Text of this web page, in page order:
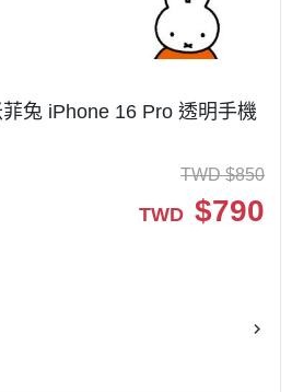
兔 iPhone 16 Pro 透明手機
TWD $850
TWD $790